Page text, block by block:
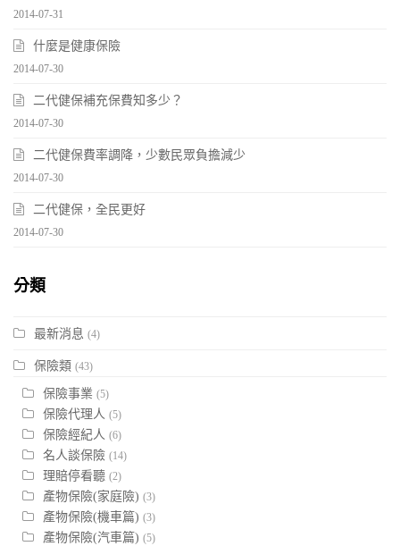
2014-07-31
什麼是健康保險
2014-07-30
二代健保補充保費知多少？
2014-07-30
二代健保費率調降，少數民眾負擔減少
2014-07-30
二代健保，全民更好
2014-07-30
分類
最新消息 (4)
保險類 (43)
保險事業 (5)
保險代理人 (5)
保險經紀人 (6)
名人談保險 (14)
理賠停看聽 (2)
產物保險(家庭險) (3)
產物保險(機車篇) (3)
產物保險(汽車篇) (5)